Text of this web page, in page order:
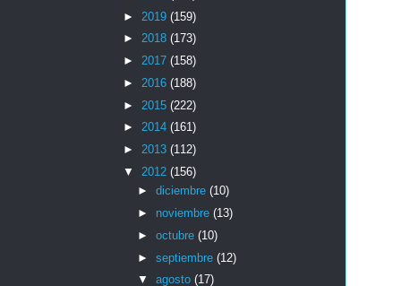
► 2019 (159)
► 2018 (173)
► 2017 (158)
► 2016 (188)
► 2015 (222)
► 2014 (161)
► 2013 (112)
▼ 2012 (156)
► diciembre (10)
► noviembre (13)
► octubre (10)
► septiembre (12)
▼ agosto (17)